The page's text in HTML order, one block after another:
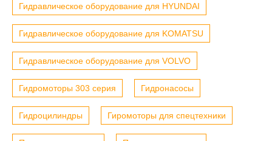
Гидравлическое оборудование для HYUNDAI
Гидравлическое оборудование для KOMATSU
Гидравлическое оборудование для VOLVO
Гидромоторы 303 серия Гидронасосы
Гидроцилиндры Гиромоторы для спецтехники